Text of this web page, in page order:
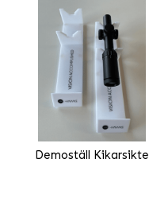
Demoställ Kikarsikte